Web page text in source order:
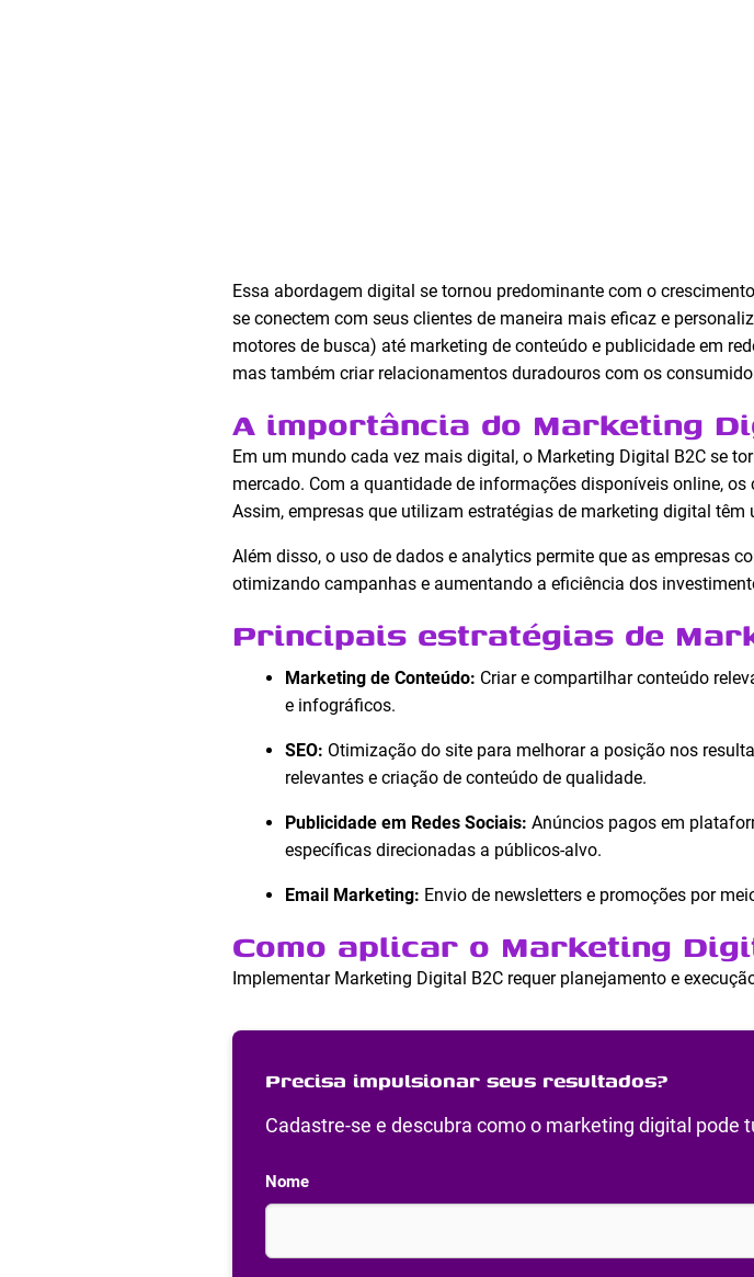
Essa abordagem digital se tornou predominante com o
se conectem com seus clientes de maneira mais eficaz e
motores de busca) até marketing de conteúdo e publicidade em
mas também criar relacionamentos duradouros com os
A importância do Marketing
Em um mundo cada vez mais digital, o Marketing Digital B2C se
mercado. Com a quantidade de informações disponíveis online,
Assim, empresas que utilizam estratégias de marketing digital
Além disso, o uso de dados e analytics permite que as empresas
otimizando campanhas e aumentando a eficiência dos
Principais estratégias de
Marketing de Conteúdo: Criar e compartilhar conteúdo
e infográficos.
SEO: Otimização do site para melhorar a posição nos
relevantes e criação de conteúdo de qualidade.
Publicidade em Redes Sociais: Anúncios pagos em
específicas direcionadas a públicos-alvo.
Email Marketing: Envio de newsletters e promoções por
Como aplicar o Marketing
Implementar Marketing Digital B2C requer planejamento e
Precisa impulsionar seus resultados?
Cadastre-se e descubra como o marketing digital pode
Nome